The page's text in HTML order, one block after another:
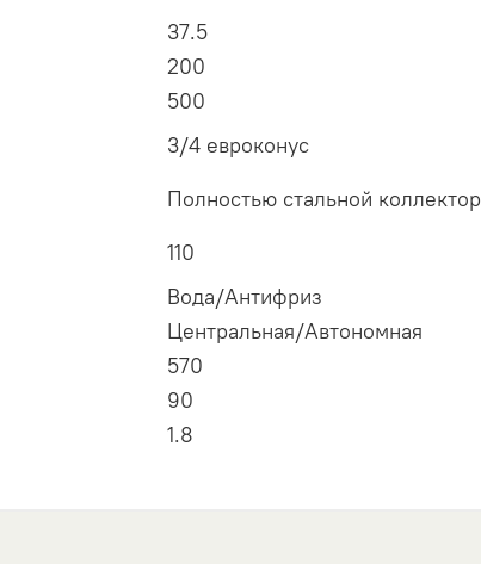
37.5
200
500
3/4 евроконус
Полностью стальной коллектор
110
Вода/Антифриз
Центральная/Автономная
570
90
1.8